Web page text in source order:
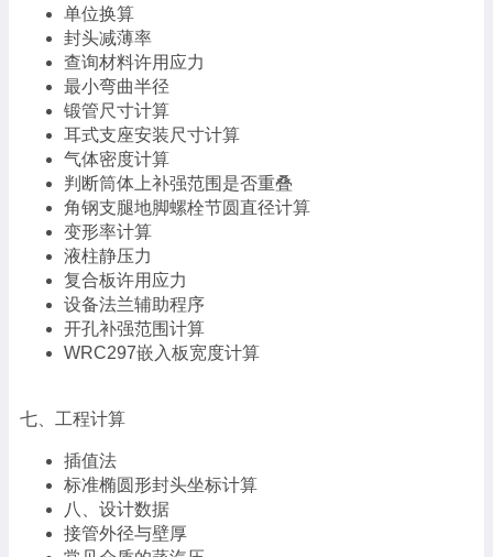
单位换算
封头减薄率
查询材料许用应力
最小弯曲半径
锻管尺寸计算
耳式支座安装尺寸计算
气体密度计算
判断筒体上补强范围是否重叠
角钢支腿地脚螺栓节圆直径计算
变形率计算
液柱静压力
复合板许用应力
设备法兰辅助程序
开孔补强范围计算
WRC297嵌入板宽度计算
七、工程计算
插值法
标准椭圆形封头坐标计算
八、设计数据
接管外径与壁厚